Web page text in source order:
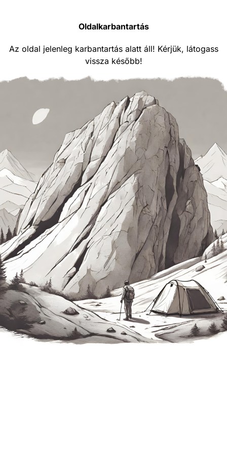
Oldalkarbantartás
Az oldal jelenleg karbantartás alatt áll! Kérjük, látogass
vissza később!